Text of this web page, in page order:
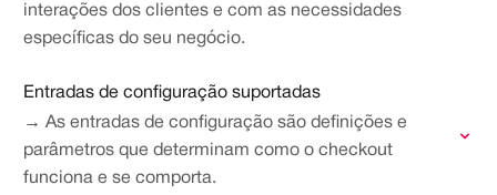
interações dos clientes e com as necessidades
específicas do seu negócio.
Entradas de configuração suportadas
→ As entradas de configuração são definições e
parâmetros que determinam como o checkout
funciona e se comporta.